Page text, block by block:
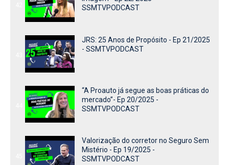
SSMTVPODCAST
JRS: 25 Anos de Propósito - Ep 21/2025
- SSMTVPODCAST
“A Proauto já segue as boas práticas do
mercado”- Ep 20/2025 -
SSMTVPODCAST
Valorização do corretor no Seguro Sem
Mistério - Ep 19/2025 -
SSMTVPODCAST